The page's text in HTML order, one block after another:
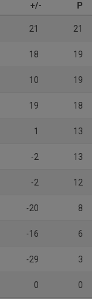
+/- P
21 21
18 19
10 19
19 18
1 13
-2 13
-2 12
-20 8
-16 6
-29 3
0 0